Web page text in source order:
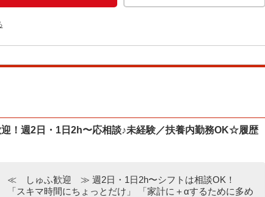
！週2日・1日2h〜応相談♪未経験／扶養内勤務OK☆履歴
≪ しゅふ歓迎 ≫ 週2日・1日2h〜シフトは相談OK！
「スキマ時間にちょっとだけ」 「家計に＋αするために多め